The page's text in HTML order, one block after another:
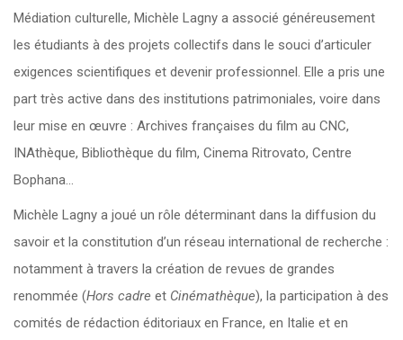
Médiation culturelle, Michèle Lagny a associé généreusement
les étudiants à des projets collectifs dans le souci d’articuler
exigences scientifiques et devenir professionnel. Elle a pris une
part très active dans des institutions patrimoniales, voire dans
leur mise en œuvre : Archives françaises du film au CNC,
INAthèque, Bibliothèque du film, Cinema Ritrovato, Centre
Bophana…
Michèle Lagny a joué un rôle déterminant dans la diffusion du
savoir et la constitution d’un réseau international de recherche :
notamment à travers la création de revues de grandes
renommée (Hors cadre et Cinémathèque), la participation à des
comités de rédaction éditoriaux en France, en Italie et en